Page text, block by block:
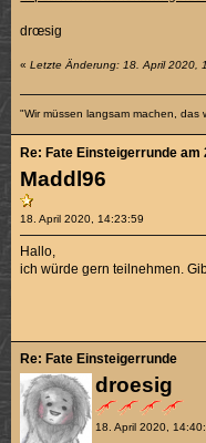
drœsig
«Letzte Änderung: 18. April 2020,
"Wir müssen langsam machen, das
Maddl96
18. April 2020, 14:23:59
Re: Fate Einsteigerrunde
Hallo,
ich würde gern teilnehmen.
droesig
18. April 2020,
Re: Fate Einsteigerrunde